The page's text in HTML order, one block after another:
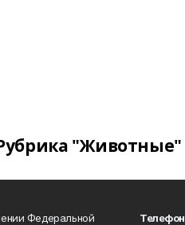
"Животные"
Федеральной Телефон